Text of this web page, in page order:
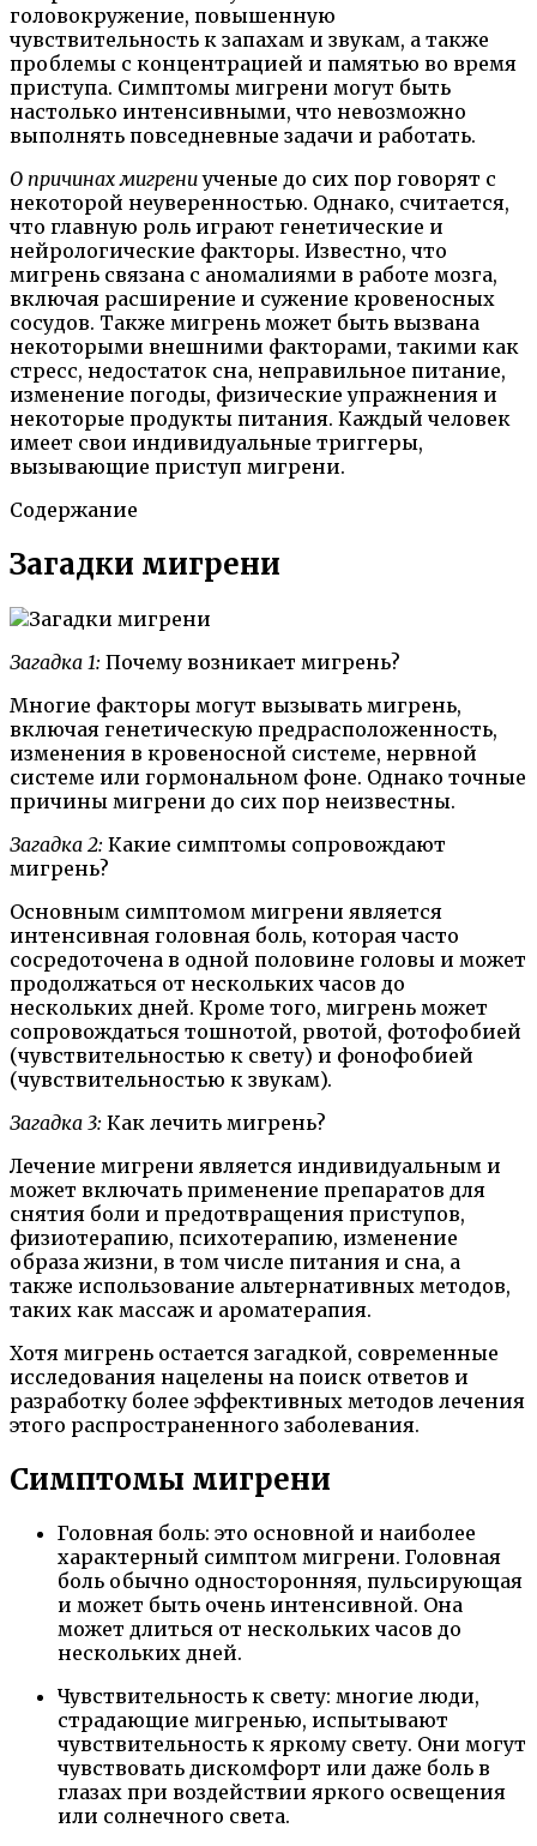
головокружение, повышенную
чувствительность к запахам и звукам, а также
проблемы с концентрацией и памятью во время
приступа. Симптомы мигрени могут быть
настолько интенсивными, что невозможно
выполнять повседневные задачи и работать.
О причинах мигрениученые до сих пор говорят с
некоторой неуверенностью. Однако, считается,
что главную роль играют генетические и
нейрологические факторы. Известно, что
мигрень связана с аномалиями в работе мозга,
включая расширение и сужение кровеносных
сосудов. Также мигрень может быть вызвана
некоторыми внешними факторами, такими как
стресс, недостаток сна, неправильное питание,
изменение погоды, физические упражнения и
некоторые продукты питания. Каждый человек
имеет свои индивидуальные триггеры,
вызывающие приступ мигрени.
Содержание
Загадки мигрени
Загадка 1: Почему возникает мигрень?
Многие факторы могут вызывать мигрень,
включая генетическую предрасположенность,
изменения в кровеносной системе, нервной
системе или гормональном фоне. Однако точные
причины мигрени до сих пор неизвестны.
Загадка 2: Какие симптомы сопровождают
мигрень?
Основным симптомом мигрени является
интенсивная головная боль, которая часто
сосредоточена в одной половине головы и может
продолжаться от нескольких часов до
нескольких дней. Кроме того, мигрень может
сопровождаться тошнотой, рвотой, фотофобией
(чувствительностью к свету) и фонофобией
(чувствительностью к звукам).
Загадка 3: Как лечить мигрень?
Лечение мигрени является индивидуальным и
может включать применение препаратов для
снятия боли и предотвращения приступов,
физиотерапию, психотерапию, изменение
образа жизни, в том числе питания и сна, а
также использование альтернативных методов,
таких как массаж и ароматерапия.
Хотя мигрень остается загадкой, современные
исследования нацелены на поиск ответов и
разработку более эффективных методов лечения
этого распространенного заболевания.
Симптомы мигрени
Головная боль: это основной и наиболее
характерный симптом мигрени. Головная
боль обычно односторонняя, пульсирующая
и может быть очень интенсивной. Она
может длиться от нескольких часов до
нескольких дней.
Чувствительность к свету: многие люди,
страдающие мигренью, испытывают
чувствительность к яркому свету. Они могут
чувствовать дискомфорт или даже боль в
глазах при воздействии яркого освещения
или солнечного света.